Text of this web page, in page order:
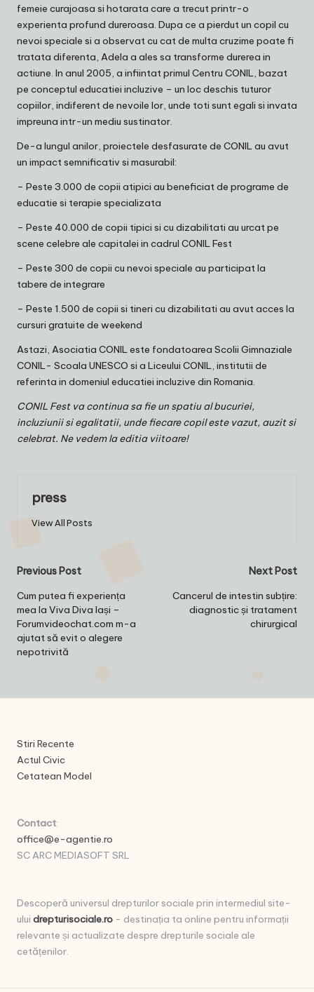
femeie curajoasa si hotarata care a trecut printr-o
experienta profund dureroasa. Dupa ce a pierdut un copil cu
nevoi speciale si a observat cu cat de multa cruzime poate fi
tratata diferenta, Adela a ales sa transforme durerea in
actiune. In anul 2005, a infiintat primul Centru CONIL, bazat
pe conceptul educatiei incluzive – un loc deschis tuturor
copiilor, indiferent de nevoile lor, unde toti sunt egali si invata
impreuna intr-un mediu sustinator.
De-a lungul anilor, proiectele desfasurate de CONIL au avut
un impact semnificativ si masurabil:
– Peste 3.000 de copii atipici au beneficiat de programe de
educatie si terapie specializata
– Peste 40.000 de copii tipici si cu dizabilitati au urcat pe
scene celebre ale capitalei in cadrul CONIL Fest
– Peste 300 de copii cu nevoi speciale au participat la
tabere de integrare
– Peste 1.500 de copii si tineri cu dizabilitati au avut acces la
cursuri gratuite de weekend
Astazi, Asociatia CONIL este fondatoarea Scolii Gimnaziale
CONIL- Scoala UNESCO si a Liceului CONIL, institutii de
referinta in domeniul educatiei incluzive din Romania.
CONIL Fest va continua sa fie un spatiu al bucuriei,
incluziunii si egalitatii, unde fiecare copil este vazut, auzit si
celebrat. Ne vedem la editia viitoare!
press
View All Posts
Post
navigation
Previous Post
Cum putea fi experiența
mea la Viva Diva Iași –
Forumvideochat.com m-a
ajutat să evit o alegere
nepotrivită
Next Post
Cancerul de intestin subțire:
diagnostic și tratament
chirurgical
Stiri Recente
Actul Civic
Cetatean Model
Contact:
office@e-agentie.ro
SC ARC MEDIASOFT SRL
Descoperă universul drepturilor sociale prin intermediul site-
ului drepturisociale.ro - destinația ta online pentru informații
relevante și actualizate despre drepturile sociale ale
cetățenilor.